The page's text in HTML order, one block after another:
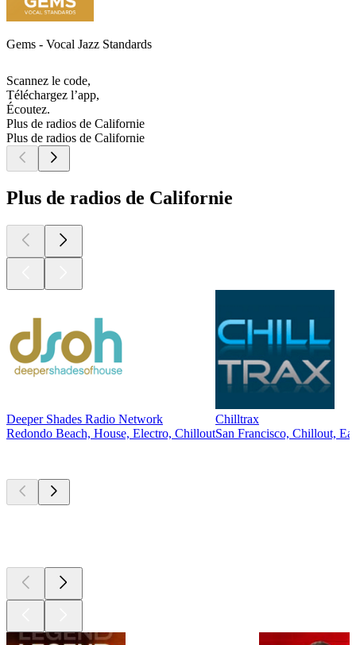
Gems - Vocal Jazz Standards
Scannez le code,
Téléchargez l’app,
Écoutez.
Plus de radios de Californie
Plus de radios de Californie
Plus de radios de Californie
Deeper Shades Radio Network
Redondo Beach, House, Electro, Chillout
Chilltrax
San Francisco, Chillout,